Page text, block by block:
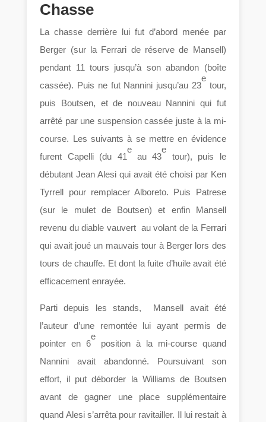
Chasse
La chasse derrière lui fut d’abord menée par
Berger (sur la Ferrari de réserve de Mansell)
pendant 11 tours jusqu’à son abandon (boîte
cassée). Puis ne fut Nannini jusqu’au 23
e
tour,
puis Boutsen, et de nouveau Nannini qui fut
arrêté par une suspension cassée juste à la mi-
course. Les suivants à se mettre en évidence
furent Capelli (du 41
e
au 43
e
tour), puis le
débutant Jean Alesi qui avait été choisi par Ken
Tyrrell pour remplacer Alboreto. Puis Patrese
(sur le mulet de Boutsen) et enfin Mansell
revenu du diable vauvert au volant de la Ferrari
qui avait joué un mauvais tour à Berger lors des
tours de chauffe. Et dont la fuite d’huile avait été
efficacement enrayée.
Parti depuis les stands, Mansell avait été
l’auteur d’une remontée lui ayant permis de
pointer en 6
e
position à la mi-course quand
Nannini avait abandonné. Poursuivant son
effort, il put déborder la Williams de Boutsen
avant de gagner une place supplémentaire
quand Alesi s’arrêta pour ravitailler. Il lui restait à